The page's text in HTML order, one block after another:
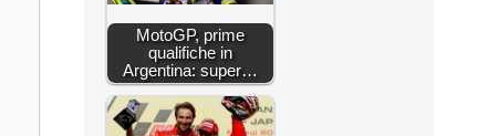
MotoGP, prime
qualifiche in
Argentina: super…